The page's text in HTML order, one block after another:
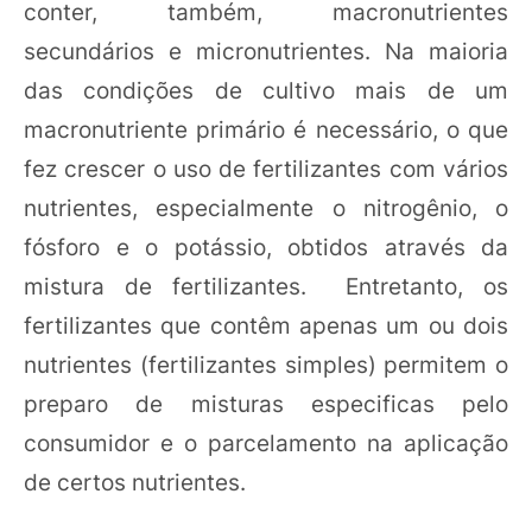
conter, também, macronutrientes
secundários e micronutrientes. Na maioria
das condições de cultivo mais de um
macronutriente primário é necessário, o que
fez crescer o uso de fertilizantes com vários
nutrientes, especialmente o nitrogênio, o
fósforo e o potássio, obtidos através da
mistura de fertilizantes. Entretanto, os
fertilizantes que contêm apenas um ou dois
nutrientes (fertilizantes simples) permitem o
preparo de misturas especificas pelo
consumidor e o parcelamento na aplicação
de certos nutrientes.